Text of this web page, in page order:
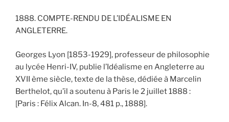
1888. COMPTE-RENDU DE L’IDÉALISME EN
ANGLETERRE.
Georges Lyon [1853-1929], professeur de philosophie
au lycée Henri-IV, publie l’Idéalisme en Angleterre au
XVII ème siècle, texte de la thèse, dédiée à Marcelin
Berthelot, qu’il a soutenu à Paris le 2 juillet 1888 :
[Paris : Félix Alcan. In-8, 481 p., 1888].